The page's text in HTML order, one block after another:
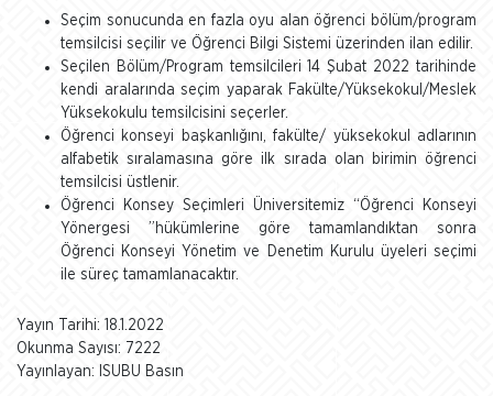
Seçim sonucunda en fazla oyu alan öğrenci bölüm/program
temsilcisi seçilir ve Öğrenci Bilgi Sistemi üzerinden ilan edilir.
Seçilen Bölüm/Program temsilcileri 14 Şubat 2022 tarihinde
kendi aralarında seçim yaparak Fakülte/Yüksekokul/Meslek
Yüksekokulu temsilcisini seçerler.
Öğrenci konseyi başkanlığını, fakülte/ yüksekokul adlarının
alfabetik sıralamasına göre ilk sırada olan birimin öğrenci
temsilcisi üstlenir.
Öğrenci Konsey Seçimleri Üniversitemiz “Öğrenci Konseyi
Yönergesi ”hükümlerine göre tamamlandıktan sonra
Öğrenci Konseyi Yönetim ve Denetim Kurulu üyeleri seçimi
ile süreç tamamlanacaktır.
Yayın Tarihi: 18.1.2022
Okunma Sayısı: 7222
Yayınlayan: ISUBU Basın